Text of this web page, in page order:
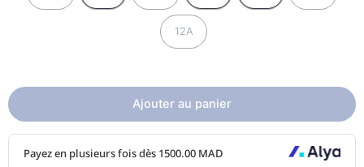
12A
Ajouter au panier